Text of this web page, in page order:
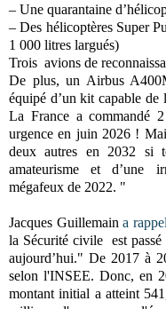
– Une quarantaine
– Des hélicoptères Super
1 000 litres largués)
Trois avions de
De plus, un Airbus
équipé d’un kit capable de
La France a commandé
urgence en juin 2026 !
deux autres en 2032 si
amateurisme et d’une
mégafeux de 2022. "
Jacques Guillemain a
la Sécurité civile est
aujourd’hui." De 2017 à
selon l'INSEE. Donc, en
montant initial a atteint